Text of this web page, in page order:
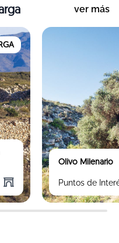
ver más
Olivo Milenario
Puntos de